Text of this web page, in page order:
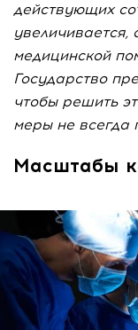
действующих
увеличивается,
медицинской
Государство
чтобы решить
меры не всегда
Масштабы